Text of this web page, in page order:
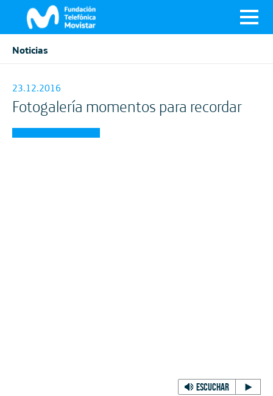
Noticias
23.12.2016
Fotogalería momentos para recordar
ESCUCHAR